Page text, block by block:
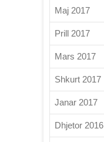
Maj 2017
Prill 2017
Mars 2017
Shkurt 2017
Janar 2017
Dhjetor 2016